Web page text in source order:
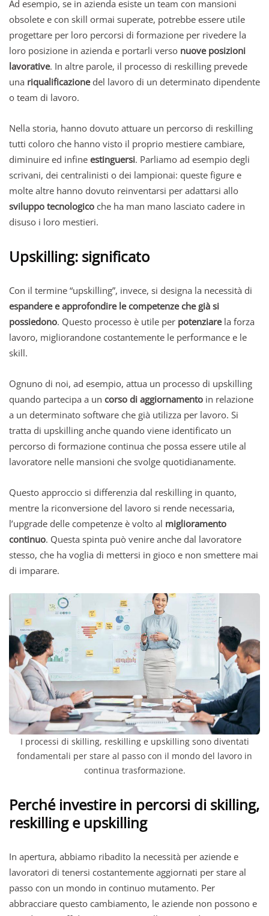
Ad esempio, se in azienda esiste un team con mansioni
obsolete e con skill ormai superate, potrebbe essere utile
progettare per loro percorsi di formazione per rivedere la
loro posizione in azienda e portarli verso nuove posizioni
lavorative. In altre parole, il processo di reskilling prevede
una riqualificazione del lavoro di un determinato dipendente
o team di lavoro.
Nella storia, hanno dovuto attuare un percorso di reskilling
tutti coloro che hanno visto il proprio mestiere cambiare,
diminuire ed infine estinguersi. Parliamo ad esempio degli
scrivani, dei centralinisti o dei lampionai: queste figure e
molte altre hanno dovuto reinventarsi per adattarsi allo
sviluppo tecnologico che ha man mano lasciato cadere in
disuso i loro mestieri.
Upskilling: significato
Con il termine “upskilling”, invece, si designa la necessità di
espandere e approfondire le competenze che già si
possiedono. Questo processo è utile per potenziare la forza
lavoro, migliorandone costantemente le performance e le
skill.
Ognuno di noi, ad esempio, attua un processo di upskilling
quando partecipa a un corso di aggiornamento in relazione
a un determinato software che già utilizza per lavoro. Si
tratta di upskilling anche quando viene identificato un
percorso di formazione continua che possa essere utile al
lavoratore nelle mansioni che svolge quotidianamente.
Questo approccio si differenzia dal reskilling in quanto,
mentre la riconversione del lavoro si rende necessaria,
l’upgrade delle competenze è volto al miglioramento
continuo. Questa spinta può venire anche dal lavoratore
stesso, che ha voglia di mettersi in gioco e non smettere mai
di imparare.
I processi di skilling, reskilling e upskilling sono diventati
fondamentali per stare al passo con il mondo del lavoro in
continua trasformazione.
Perché investire in percorsi di skilling,
reskilling e upskilling
In apertura, abbiamo ribadito la necessità per aziende e
lavoratori di tenersi costantemente aggiornati per stare al
passo con un mondo in continuo mutamento. Per
abbracciare questo cambiamento, le aziende non possono e